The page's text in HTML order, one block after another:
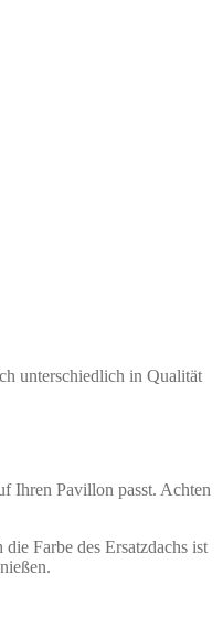
unterschiedlich in Qualität
Ihren Pavillon passt. Achten
Farbe des Ersatzdachs ist